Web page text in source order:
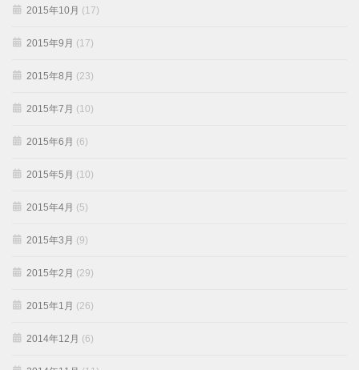
2015年10月 (17)
2015年9月 (17)
2015年8月 (23)
2015年7月 (10)
2015年6月 (6)
2015年5月 (10)
2015年4月 (5)
2015年3月 (9)
2015年2月 (29)
2015年1月 (26)
2014年12月 (6)